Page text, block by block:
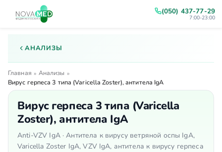
(050) 437-77-29
7:00-23:00
АНАЛИЗЫ
Главная » Анализы »
Вирус герпеса 3 типа (Varicella Zoster), антитела IgA
Вирус герпеса 3 типа (Varicella
Zoster), антитела IgA
Anti-VZV IgA · Антитела к вирусу ветряной оспы IgA,
Varicella Zoster IgA, VZV IgA, антитела к вирусу герпеса